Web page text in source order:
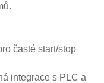
časté start/stop
integrace s PLC a